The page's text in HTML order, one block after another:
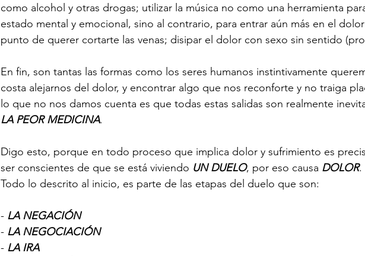
como alcohol y otras drogas; utilizar la música no como una herramienta
estado mental y emocional, sino al contrario, para entrar aún más en el
punto de querer cortarte las venas; disipar el dolor con sexo sin sentido
En fin, son tantas las formas como los seres humanos instintivamente
costa alejarnos del dolor, y encontrar algo que nos reconforte y no traiga
lo que no nos damos cuenta es que todas estas salidas son realmente
LA PEOR MEDICINA.
Digo esto, porque en todo proceso que implica dolor y sufrimiento es
ser conscientes de que se está viviendo UN DUELO, por eso causa DOLOR.
Todo lo descrito al inicio, es parte de las etapas del duelo que son:
- LA NEGACIÓN
- LA NEGOCIACIÓN
- LA IRA